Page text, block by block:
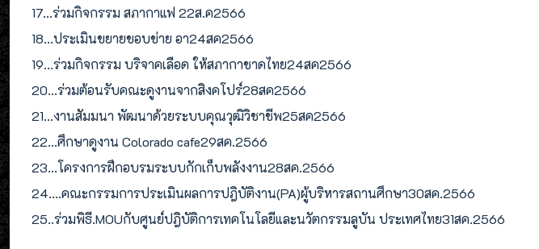
17...ร่วมกิจกรรม สภากาแฟ 22ส.ค2566
18...ประเมินขยายขอบข่าย อา24สค2566
19...ร่วมกิจกรรม บริจาคเลือด ให้สภากาชาดไทย24สค2566
20...ร่วมต้อนรับคณะดูงานจากสิงคโปร์28สค2566
21...งานสัมมนา พัฒนาด้วยระบบคุณวุฒิวิชาชีพ25สค2566
22...ศึกษาดูงาน Colorado cafe29สค.2566
23...โครงการฝึกอบรมระบบกักเก็บพลังงาน28สค.2566
24....คณะกรรมการประเมินผลการปฎิบัติงาน(PA)ผู้บริหารสถานศึกษา30สค.2566
25..ร่วมพิธี.MOUกับศูนย์ปฎิบัติการเทคโนโลยีและนวัตกรรมลูบัน ประเทศไทย31สค.2566